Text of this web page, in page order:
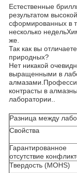
Естественные
результатом
сформированных в
несколько
же.
Так как вы
природных?
Нет никакой
выращенными в
контрасты в
лаборатории..
Разница между
Свойства
Гарантированное
отсутствие
Твердость (MOHS)